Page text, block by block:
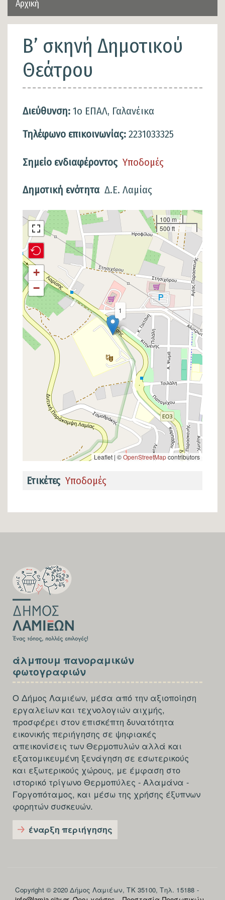
Αρχική
Β’ σκηνή Δημοτικού
Θεάτρου
Διεύθυνση: 1ο ΕΠΑΛ, Γαλανέικα
Τηλέφωνο επικοινωνίας: 2231033325
Σημείο ενδιαφέροντος Υποδομές
Δημοτική ενότητα Δ.Ε. Λαμίας
Σημείο
στον
χάρτη
1
+
−
100 m
500 ft
Leaflet | ©OpenStreetMapcontributors
Ετικέτες Υποδομές
FOOTER-
FIRST
SECTION
FOOTER-
THIRD
άλμπουμ πανοραμικών
φωτογραφιών
Ο Δήμος Λαμιέων, μέσα από την αξιοποίηση
εργαλείων και τεχνολογιών αιχμής,
προσφέρει στον επισκέπτη δυνατότητα
εικονικής περιήγησης σε ψηφιακές
απεικονίσεις των Θερμοπυλών αλλά και
εξατομικευμένη ξενάγηση σε εσωτερικούς
και εξωτερικούς χώρους, με έμφαση στο
ιστορικό τρίγωνο Θερμοπύλες - Αλαμάνα -
Γοργοπόταμος, και μέσω της χρήσης έξυπνων
φορητών συσκευών.
έναρξη περιήγησης
Section
Copyright © 2020 Δήμος Λαμιέων, ΤΚ 35100, Τηλ. 15188 -